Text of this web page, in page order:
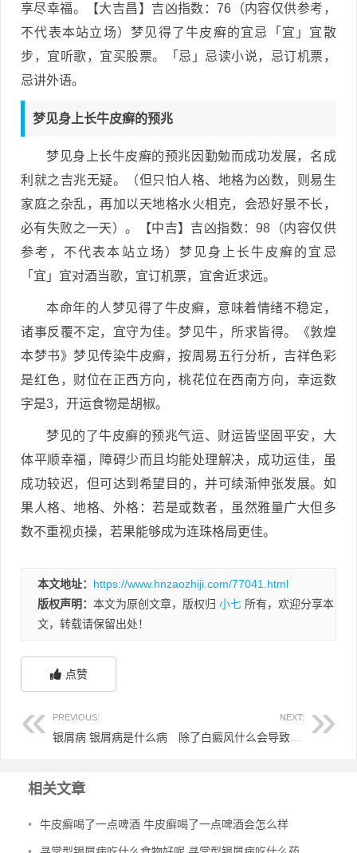
享尽幸福。【大吉昌】吉凶指数：76（内容仅供参考，
不代表本站立场）梦见得了牛皮癣的宜忌「宜」宜散
步，宜听歌，宜买股票。「忌」忌读小说，忌订机票，
忌讲外语。
梦见身上长牛皮癣的预兆
梦见身上长牛皮癣的预兆因勤勉而成功发展，名成
利就之吉兆无疑。（但只怕人格、地格为凶数，则易生
家庭之杂乱，再加以天地格水火相克，会恐好景不长，
必有失败之一天）。【中吉】吉凶指数：98（内容仅供
参考，不代表本站立场）梦见身上长牛皮癣的宜忌
「宜」宜对酒当歌，宜订机票，宜舍近求远。
本命年的人梦见得了牛皮癣，意味着情绪不稳定，
诸事反覆不定，宜守为佳。梦见牛，所求皆得。《敦煌
本梦书》梦见传染牛皮癣，按周易五行分析，吉祥色彩
是红色，财位在正西方向，桃花位在西南方向，幸运数
字是3，开运食物是胡椒。
梦见的了牛皮癣的预兆气运、财运皆坚固平安，大
体平顺幸福，障碍少而且均能处理解决，成功运佳，虽
成功较迟，但可达到希望目的，并可续渐伸张发展。如
果人格、地格、外格：若是或数者，虽然雅量广大但多
数不重视贞操，若果能够成为连珠格局更佳。
本文地址： https://www.hnzaozhiji.com/77041.html
版权声明： 本文为原创文章，版权归 小七 所有，欢迎分享本
文，转载请保留出处！
点赞
PREVIOUS:
银屑病 银屑病是什么病
NEXT:
除了白癜风什么会导致毛发变白 都有什么白斑可以使毛发变白
相关文章
• 牛皮癣喝了一点啤酒 牛皮癣喝了一点啤酒会怎么样